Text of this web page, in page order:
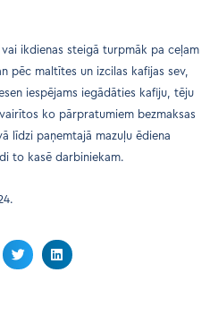
ikdienas steigā turpmāk pa ceļam
pēc maltītes un izcilas kafijas sev,
iespējams iegādāties kafiju, tēju
ko pārpratumiem bezmaksas
līdzi paņemtajā mazuļu ēdiena
to kasē darbiniekam.